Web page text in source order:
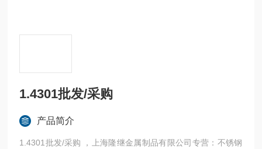
1.4301批发/采购
产品简介
1.4301批发/采购 ，上海隆继金属制品有限公司专营：不锈钢